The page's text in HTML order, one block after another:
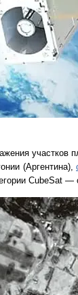
(Аргентина),
CubeSat —